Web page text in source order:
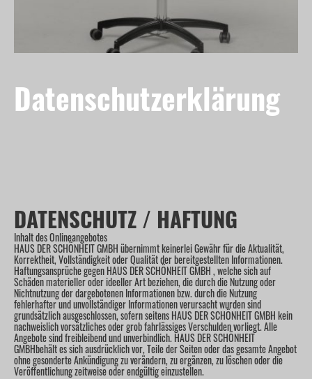
Datenschutzerklärung
DATENSCHUTZ / HAFTUNG
Inhalt des Onlineangebotes
HAUS DER SCHÖNHEIT GMBH übernimmt keinerlei Gewähr für die Aktualität,
Korrektheit, Vollständigkeit oder Qualität der bereitgestellten Informationen.
Haftungsansprüche gegen HAUS DER SCHÖNHEIT GMBH , welche sich auf
Schäden materieller oder ideeller Art beziehen, die durch die Nutzung oder
Nichtnutzung der dargebotenen Informationen bzw. durch die Nutzung
fehlerhafter und unvollständiger Informationen verursacht wurden sind
grundsätzlich ausgeschlossen, sofern seitens HAUS DER SCHÖNHEIT GMBH kein
nachweislich vorsätzliches oder grob fahrlässiges Verschulden vorliegt. Alle
Angebote sind freibleibend und unverbindlich. HAUS DER SCHÖNHEIT
GMBHbehält es sich ausdrücklich vor, Teile der Seiten oder das gesamte Angebot
ohne gesonderte Ankündigung zu verändern, zu ergänzen, zu löschen oder die
Veröffentlichung zeitweise oder endgültig einzustellen.